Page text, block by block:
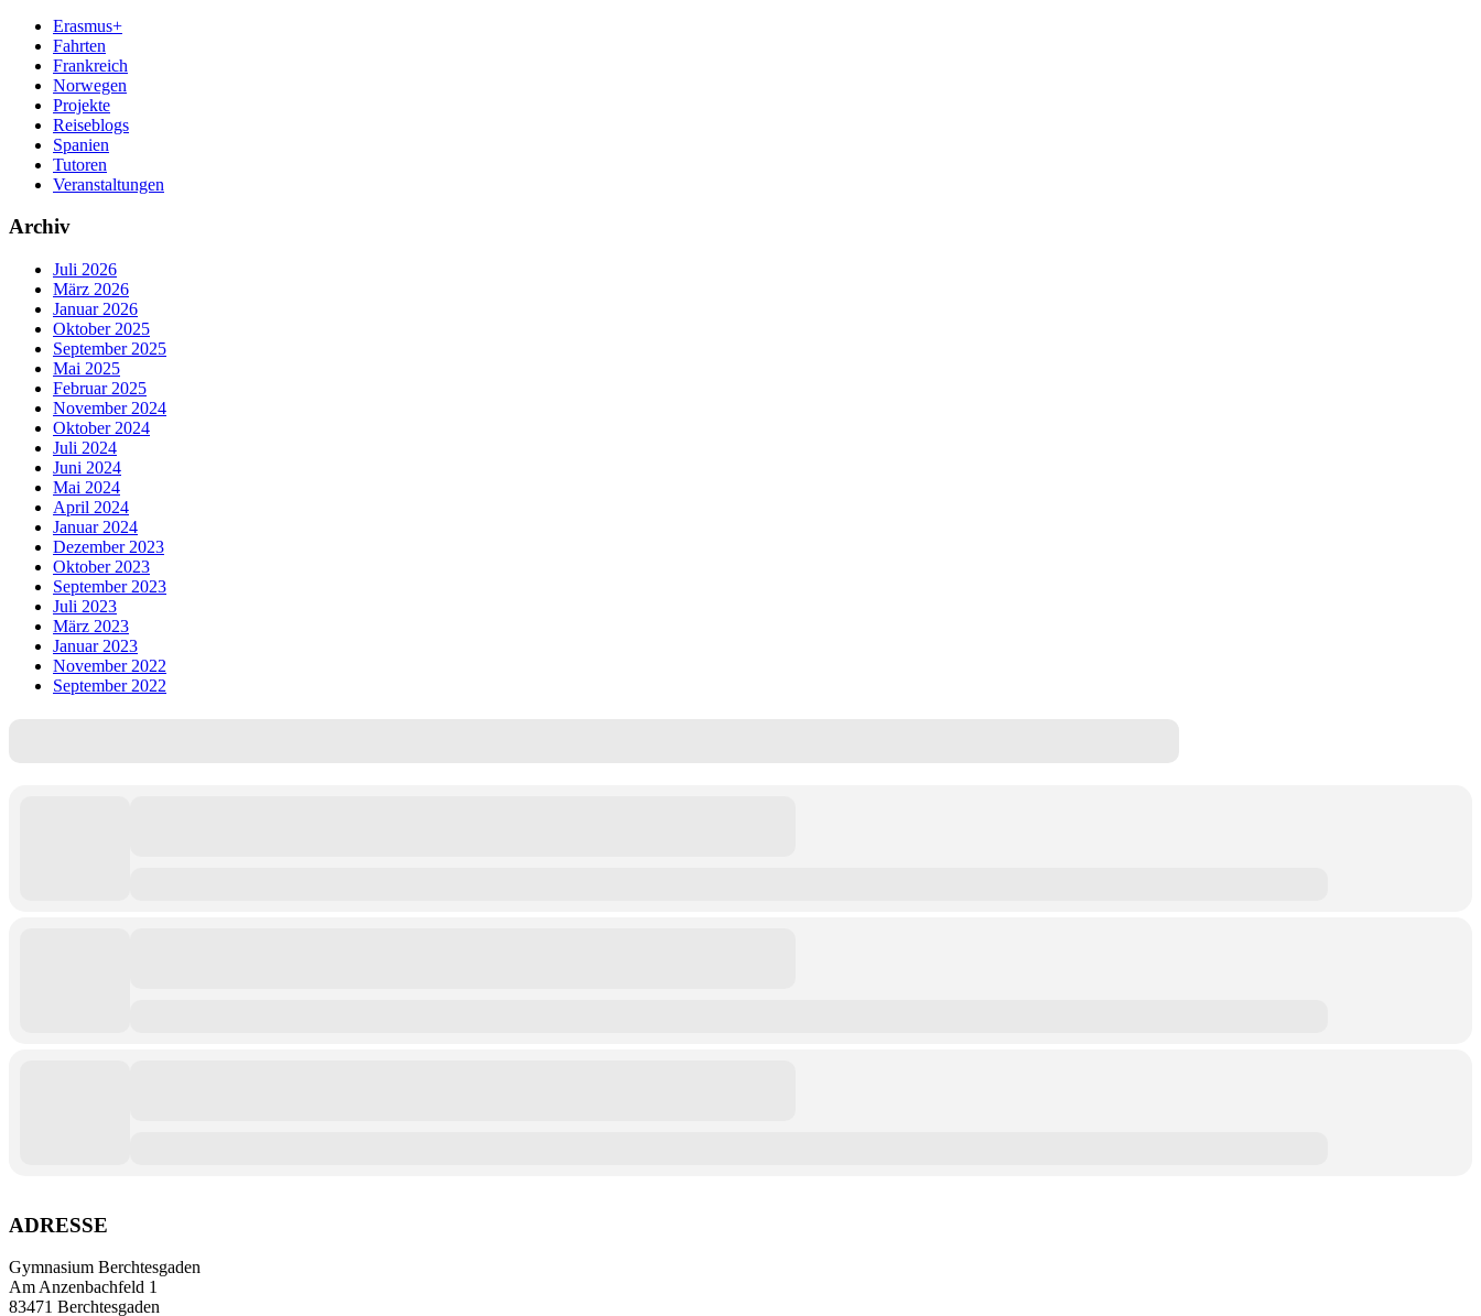
Erasmus+
Fahrten
Frankreich
Norwegen
Projekte
Reiseblogs
Spanien
Tutoren
Veranstaltungen
Archiv
Juli 2026
März 2026
Januar 2026
Oktober 2025
September 2025
Mai 2025
Februar 2025
November 2024
Oktober 2024
Juli 2024
Juni 2024
Mai 2024
April 2024
Januar 2024
Dezember 2023
Oktober 2023
September 2023
Juli 2023
März 2023
Januar 2023
November 2022
September 2022
ADRESSE
Gymnasium Berchtesgaden
Am Anzenbachfeld 1
83471 Berchtesgaden